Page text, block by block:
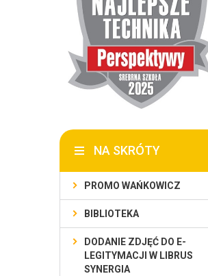
NA SKRÓTY
PROMO WAŃKOWICZ
BIBLIOTEKA
DODANIE ZDJĘĆ DO E-
LEGITYMACJI W LIBRUS
SYNERGIA